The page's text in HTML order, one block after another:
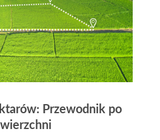
pytaniem: czy to czas na
okazji w segmencie,
gruntowe?
Przewodnik po